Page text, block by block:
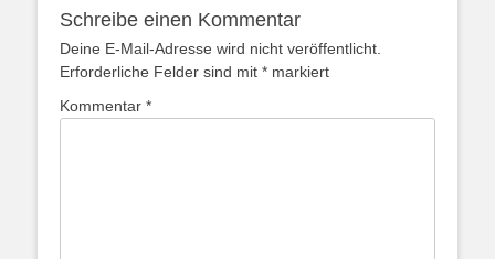
Schreibe einen Kommentar
Deine E-Mail-Adresse wird nicht veröffentlicht.
Erforderliche Felder sind mit * markiert
Kommentar *